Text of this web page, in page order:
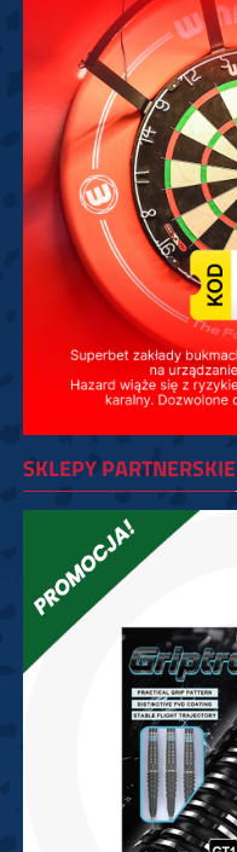
SKLEPY PARTNERSKIE